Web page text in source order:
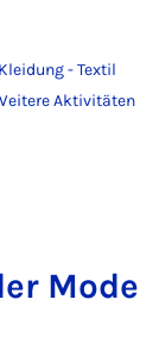
- Textil
Aktivitäten
Mode